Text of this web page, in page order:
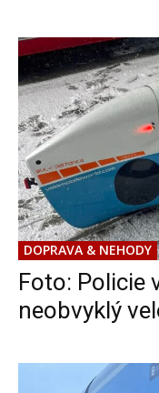
DOPRAVA & NEHODY
Foto: Policie
neobvyklý